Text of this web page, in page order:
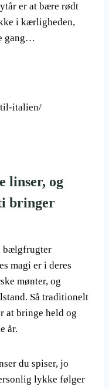
er at bære rødt
i kærligheden,
gang…
italien/
linser, og
bringer
bælgfrugter
magi er i deres
mønter, og
Så traditionelt
at bringe held og
år.
du spiser, jo
lykke følger